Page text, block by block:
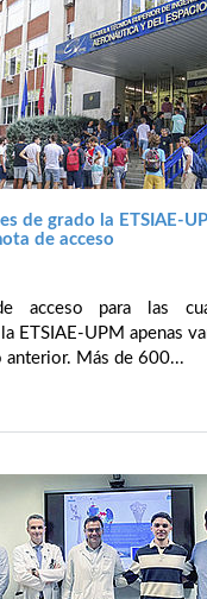
de grado la ETSIAE-
de acceso
acceso para las
ETSIAE-UPM apenas
anterior. Más de 600...